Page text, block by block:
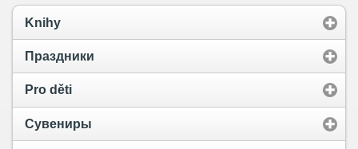
Knihy
Праздники
Pro děti
Сувениры